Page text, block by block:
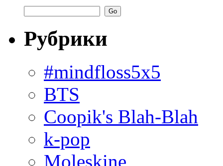
Рубрики
#mindfloss5x5
BTS
Coopik's Blah-Blah
k-pop
Moleskine